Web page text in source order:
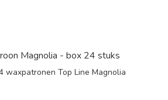
Magnolia - box 24 stuks
waxpatronen Top Line Magnolia